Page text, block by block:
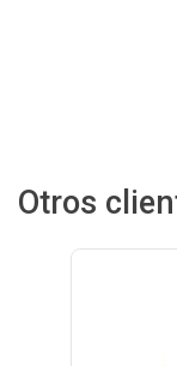
Otros